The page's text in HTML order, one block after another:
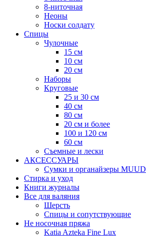
8-ниточная
Неоны
Носки солдату
Спицы
Чулочные
15 см
10 см
20 см
Наборы
Круговые
25 и 30 см
40 см
80 см
20 см и более
100 и 120 см
60 см
Съемные и лески
АКСЕССУАРЫ
Сумки и органайзеры MUUD
Стирка и уход
Книги журналы
Все для валяния
Шерсть
Спицы и сопутствующие
Не носочная пряжа
Katia Azteka Fine Lux